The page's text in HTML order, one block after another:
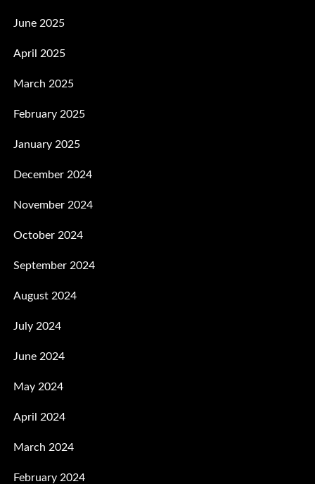
June 2025
April 2025
March 2025
February 2025
January 2025
December 2024
November 2024
October 2024
September 2024
August 2024
July 2024
June 2024
May 2024
April 2024
March 2024
February 2024